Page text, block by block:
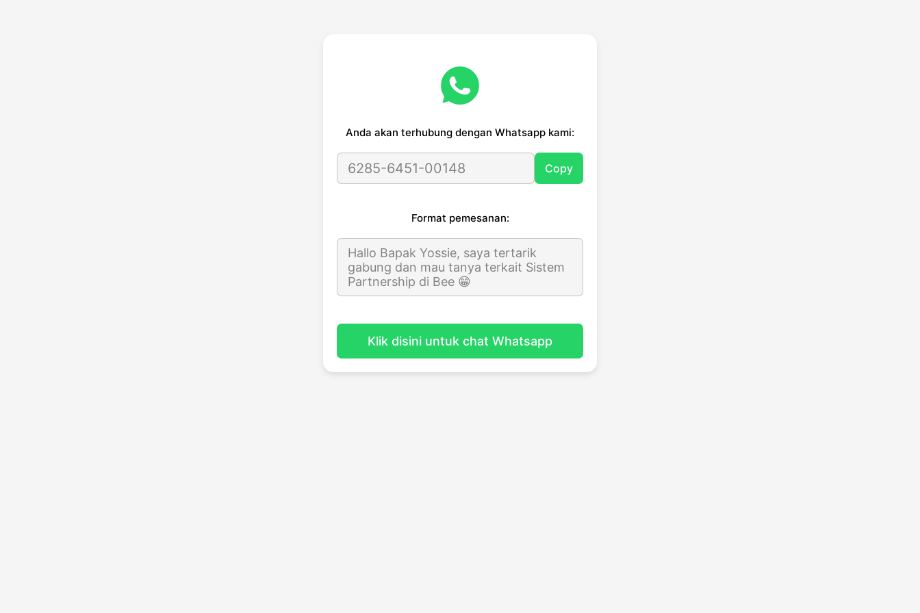
Anda akan terhubung dengan Whatsapp kami:
6285-6451-00148 Copy
Format pemesanan:
Hallo Bapak Yossie, saya tertarik
gabung dan mau tanya terkait Sistem
Partnership di Bee 😁
Klik disini untuk chat Whatsapp